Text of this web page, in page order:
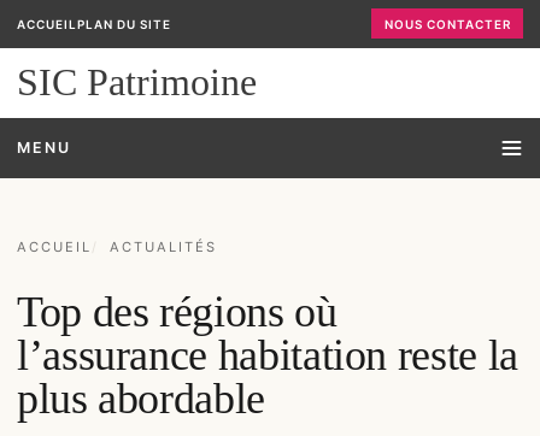
ACCUEIL PLAN DU SITE NOUS CONTACTER
SIC Patrimoine
MENU
ACCUEIL ACTUALITÉS
Top des régions où
l’assurance habitation reste la
plus abordable